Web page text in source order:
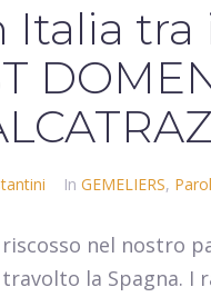
Italia
In GEMELIERS,
nel nostro
la Spagna.